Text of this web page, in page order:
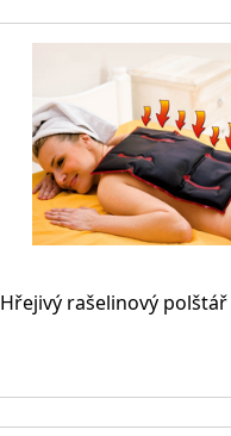
Hřejivý rašelinový polštář